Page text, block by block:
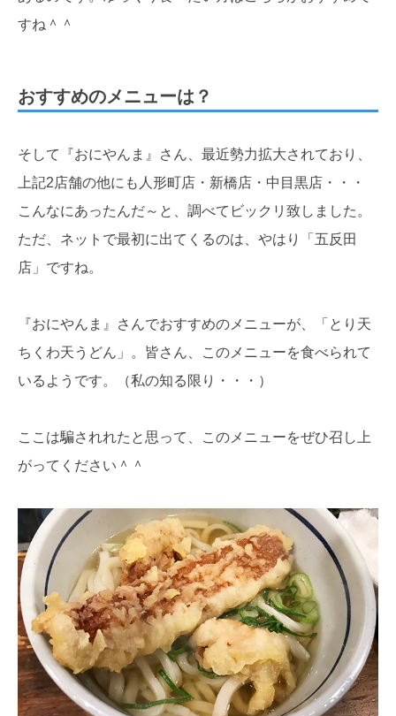
すね＾＾
おすすめのメニューは？
そして『おにやんま』さん、最近勢力拡大されており、
上記2店舗の他にも人形町店・新橋店・中目黒店・・・
こんなにあったんだ～と、調べてビックリ致しました。
ただ、ネットで最初に出てくるのは、やはり「五反田
店」ですね。
『おにやんま』さんでおすすめのメニューが、「とり天
ちくわ天うどん」。皆さん、このメニューを食べられて
いるようです。（私の知る限り・・・）
ここは騙されれたと思って、このメニューをぜひ召し上
がってください＾＾